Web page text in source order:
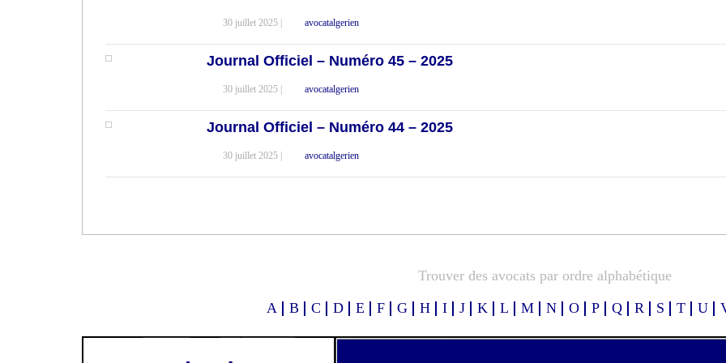
30 juillet 2025 | avocatalgerien
Journal Officiel – Numéro 45 – 2025
30 juillet 2025 | avocatalgerien
Journal Officiel – Numéro 44 – 2025
30 juillet 2025 | avocatalgerien
Trouver des avocats par ordre alphabétique
A
B C D E F G H I J K L M N O P Q R S T U